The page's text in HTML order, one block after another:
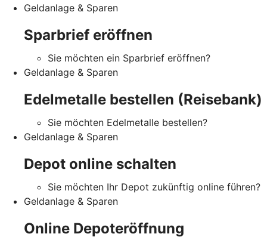
Geldanlage & Sparen
Sparbrief eröffnen
Sie möchten ein Sparbrief eröffnen?
Geldanlage & Sparen
Edelmetalle bestellen (Reisebank)
Sie möchten Edelmetalle bestellen?
Geldanlage & Sparen
Depot online schalten
Sie möchten Ihr Depot zukünftig online führen?
Geldanlage & Sparen
Online Depoteröffnung